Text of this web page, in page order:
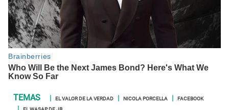
EL VALOR DE LA VERDAD NICOLA PORCELLA
FACEBOOK